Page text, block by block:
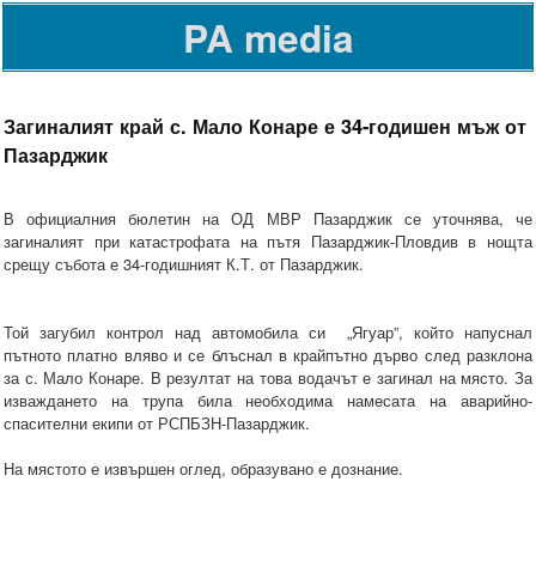
PA media
Загиналият край с. Мало Конаре е 34-годишен мъж от
Пазарджик
В официалния бюлетин на ОД МВР Пазарджик се уточнява, че
загиналият при катастрофата на пътя Пазарджик-Пловдив в нощта
срещу събота е 34-годишният К.Т. от Пазарджик.
Той загубил контрол над автомобила си „Ягуар”, който напуснал
пътното платно вляво и се блъснал в крайпътно дърво след разклона
за с. Мало Конаре. В резултат на това водачът е загинал на място. За
изваждането на трупа била необходима намесата на аварийно-
спасителни екипи от РСПБЗН-Пазарджик.
На мястото е извършен оглед, образувано е дознание.